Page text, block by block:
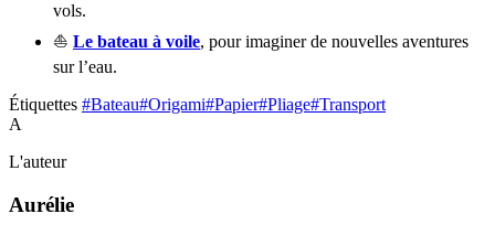
vols.
⛵ Le bateau à voile, pour imaginer de nouvelles aventures
sur l’eau.
Étiquettes #Bateau#Origami#Papier#Pliage#Transport
A
L'auteur
Aurélie